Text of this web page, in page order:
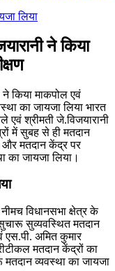
लिया
ने किया
ने किया माकपोल एवं
का जायजा लिया भारत
एवं श्रीमती जे.विजयारानी
में सुबह से ही मतदान
और मतदान केंद्र पर
का जायजा लिया।
विधानसभा क्षेत्र के
सुव्‍यवस्थित मतदान
अमित कुमार
मतदान केंद्रों का
मतदान व्‍यवस्‍था का जायजा